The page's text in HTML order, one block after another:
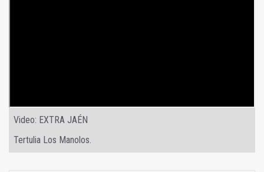
Video: EXTRA JAÉN
Tertulia Los Manolos.